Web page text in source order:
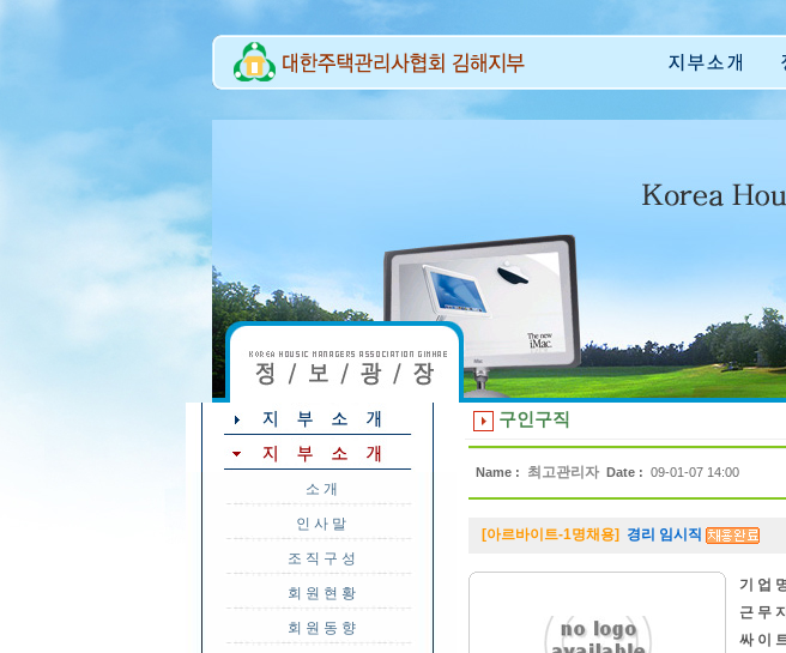
소 개
인 사 말
조 직 구 성
회 원 현 황
회 원 동 향
구인구직
Name : 최고관리자 Date : 09-01-07 14:00
[아르바이트-1명채용] 경리 임시직
기 업
근 무
싸 이